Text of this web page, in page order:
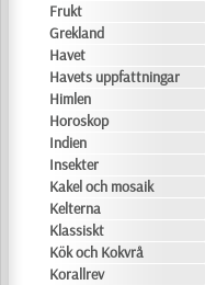
Frukt
Grekland
Havet
Havets uppfattningar
Himlen
Horoskop
Indien
Insekter
Kakel och mosaik
Kelterna
Klassiskt
Kök och Kokvrå
Korallrev